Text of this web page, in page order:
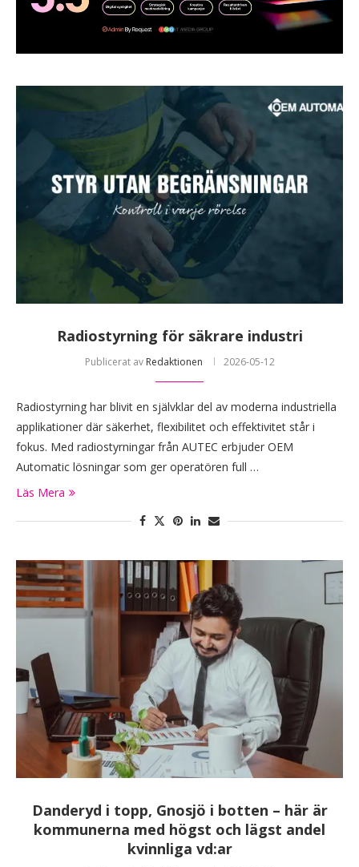
Radiostyrning för säkrare industri
Publicerat av Redaktionen 2026-05-12
Radiostyrning har blivit en självklar del av moderna industriella
applikationer där säkerhet, flexibilitet och effektivitet står i
fokus. Med radiostyrningar från AUTEC erbjuder OEM
Automatic lösningar som ger operatören full …
Läs Mera
Danderyd i topp, Gnosjö i botten – här är
kommunerna med högst och lägst andel
kvinnliga vd:ar